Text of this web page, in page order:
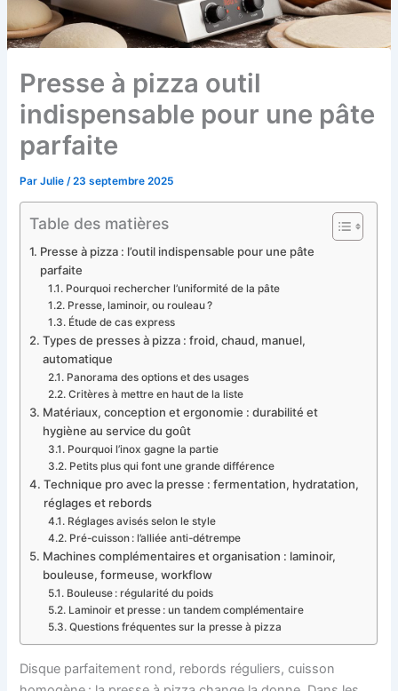
Presse à pizza outil
indispensable pour une pâte
parfaite
ParJulie /23 septembre 2025
Table des matières
Presse à pizza : l’outil indispensable pour une pâte
parfaite
Pourquoi rechercher l’uniformité de la pâte
Presse, laminoir, ou rouleau ?
Étude de cas express
Types de presses à pizza : froid, chaud, manuel,
automatique
Panorama des options et des usages
Critères à mettre en haut de la liste
Matériaux, conception et ergonomie : durabilité et
hygiène au service du goût
Pourquoi l’inox gagne la partie
Petits plus qui font une grande différence
Technique pro avec la presse : fermentation, hydratation,
réglages et rebords
Réglages avisés selon le style
Pré-cuisson : l’alliée anti-détrempe
Machines complémentaires et organisation : laminoir,
bouleuse, formeuse, workflow
Bouleuse : régularité du poids
Laminoir et presse : un tandem complémentaire
Questions fréquentes sur la presse à pizza
Disque parfaitement rond, rebords réguliers, cuisson